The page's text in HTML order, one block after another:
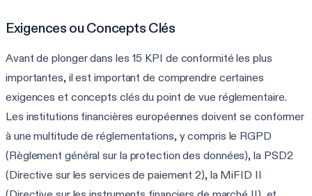
Exigences ou Concepts Clés
Avant de plonger dans les 15 KPI de conformité les plus
importantes, il est important de comprendre certaines
exigences et concepts clés du point de vue réglementaire.
Les institutions financières européennes doivent se conformer
à une multitude de réglementations, y compris le RGPD
(Règlement général sur la protection des données), la PSD2
(Directive sur les services de paiement 2), la MiFID II